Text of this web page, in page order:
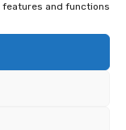
and functions.